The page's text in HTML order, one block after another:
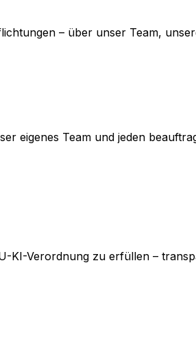
– über unser Team,
eigenes Team und jeden
KI-Verordnung zu erfüllen –